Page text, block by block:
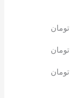
تومان
تومان
تومان